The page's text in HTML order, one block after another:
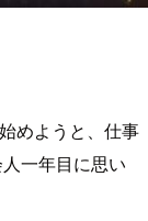
めようと、仕事
一年目に思い